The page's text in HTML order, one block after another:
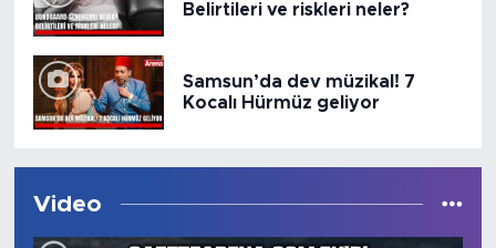
Belirtileri ve riskleri neler?
Samsun’da dev müzikal! 7
Kocalı Hürmüz geliyor
Video